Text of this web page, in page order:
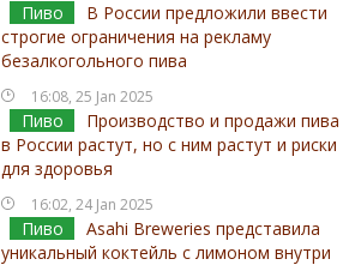
Пиво
В России предложили ввести
строгие ограничения на рекламу
безалкогольного пива
16:08, 25 Jan 2025
Пиво
Производство и продажи пива
в России растут, но с ним растут и риски
для здоровья
16:02, 24 Jan 2025
Пиво
Asahi Breweries представила
уникальный коктейль с лимоном внутри